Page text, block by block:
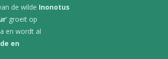
de wilde Inonotus
’ groeit op
en wordt al
en